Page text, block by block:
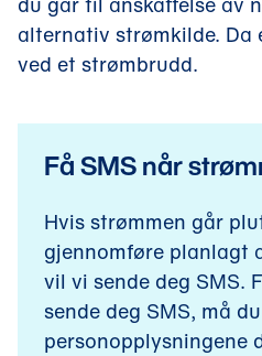
alternativ strømkilde. Da
ved et strømbrudd.
Få SMS når
Hvis strømmen går
gjennomføre planlagt
vil vi sende deg SMS.
sende deg SMS, må
personopplysningene